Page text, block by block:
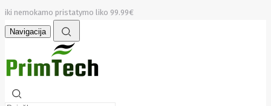
iki nemokamo pristatymo liko 99.99€
Navigacija